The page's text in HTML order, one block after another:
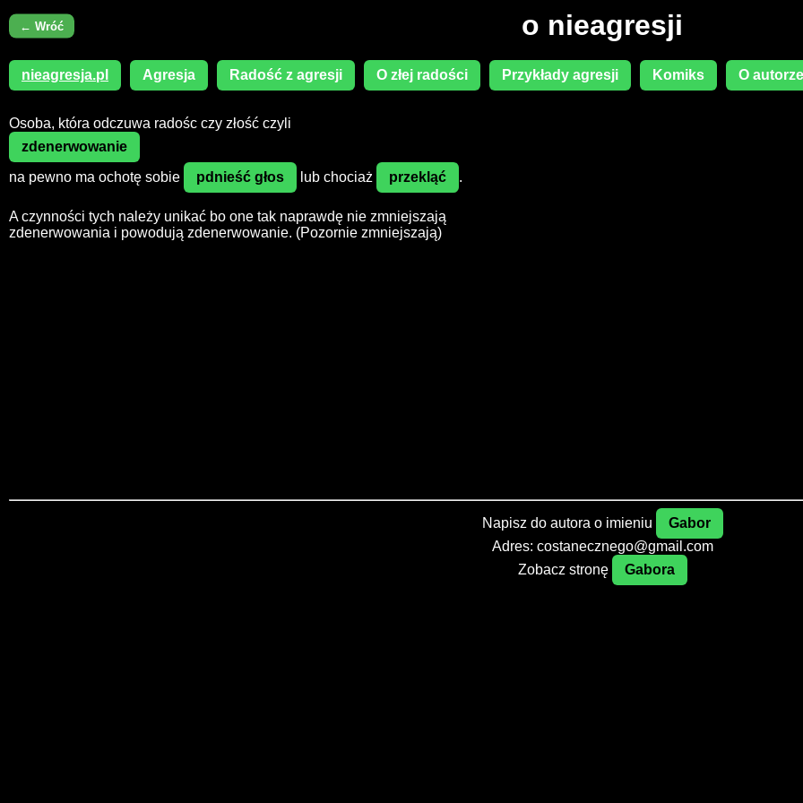
← Wróć o nieagresji
nieagresja.pl Agresja Radość z agresji O złej radości Przykłady agresji Komiks O autorze
Osoba, która odczuwa radośc czy złość czyli
zdenerwowanie
na pewno ma ochotę sobie
pdnieść głos lub chociaż przekląć .
A czynności tych należy unikać bo one tak naprawdę nie zmniejszają
zdenerwowania i powodują zdenerwowanie. (Pozornie zmniejszają)
Napisz do autora o imieniu
Gabor
Adres: costanecznego@gmail.com
Zobacz stronę
Gabora